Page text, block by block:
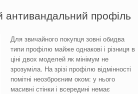
профіль
Для звичайного покупця зовні обидва
типи профілю майже однакові і різниця в
ціні двох моделей як мінімум не
зрозуміла. На зрізі профілю відмінності
помітні неозброєним оком: у нього
масивні стінки і всередині немає